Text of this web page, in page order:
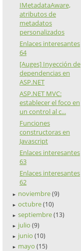
IMetadataAware,
atributos de
metadatos
personalizados
Enlaces interesantes
64
[Auges] Inyección de
dependencias en
ASP.NET
ASP.NET MVC:
establecer el foco en
un control al c...
Funciones
constructoras en
Javascript
Enlaces interesantes
63
Enlaces interesantes
62
► noviembre (9)
► octubre (10)
► septiembre (13)
► julio (9)
► junio (10)
► mayo (15)